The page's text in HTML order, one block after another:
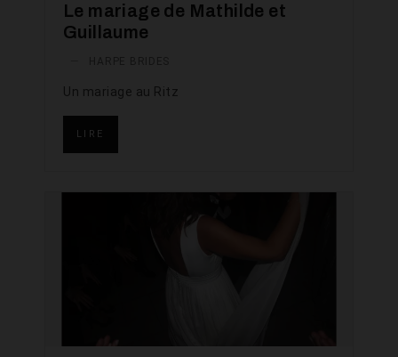
Le mariage de Mathilde et
Guillaume
Un mariage au Ritz
LIRE